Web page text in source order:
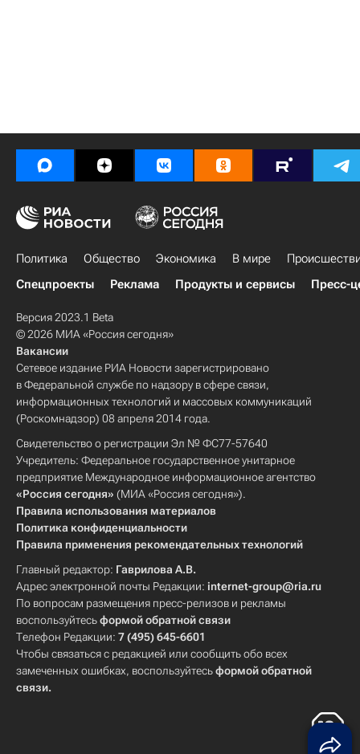
Политика Общество Экономика В мире
Спецпроекты
Реклама Продукты и сервисы Пресс-
Версия 2023.1 Beta
© 2026 МИА «Россия сегодня»
Вакансии
Сетевое издание РИА Новости зарегистрировано
в Федеральной службе по надзору в сфере связи,
информационных технологий и массовых коммуникаций
(Роскомнадзор) 08 апреля 2014 года.
Свидетельство о регистрации Эл № ФС77-57640
Учредитель: Федеральное государственное унитарное
предприятие Международное информационное агентство
«Россия сегодня» (МИА «Россия сегодня»).
Правила использования материалов
Политика конфиденциальности
Правила применения рекомендательных технологий
Главный редактор: Гаврилова А.В.
Адрес электронной почты Редакции: internet-group@ria.ru
По вопросам размещения пресс-релизов и рекламы
воспользуйтесьформой обратной связи
Телефон Редакции: 7 (495) 645-6601
Чтобы связаться с редакцией или сообщить обо всех
замеченных ошибках, воспользуйтесьформой обратной
связи.